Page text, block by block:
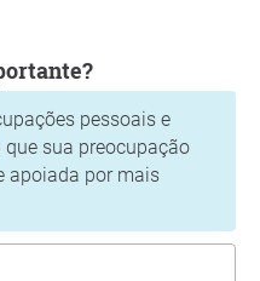
pessoais e
sua preocupação
apoiada por mais